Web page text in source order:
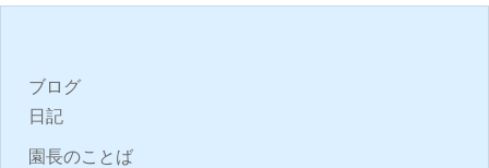
ブログ
日記
園長のことば